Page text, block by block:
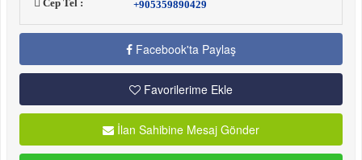
Cep Tel :
+905359890429
Facebook'ta Paylaş
Favorilerime Ekle
İlan Sahibine Mesaj Gönder